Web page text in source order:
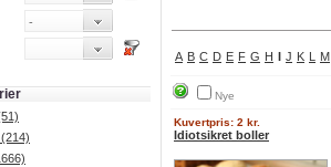
A B C D E F G H I J K L M
Nye
Kuvertpris: 2 kr.
Idiotsikret boller